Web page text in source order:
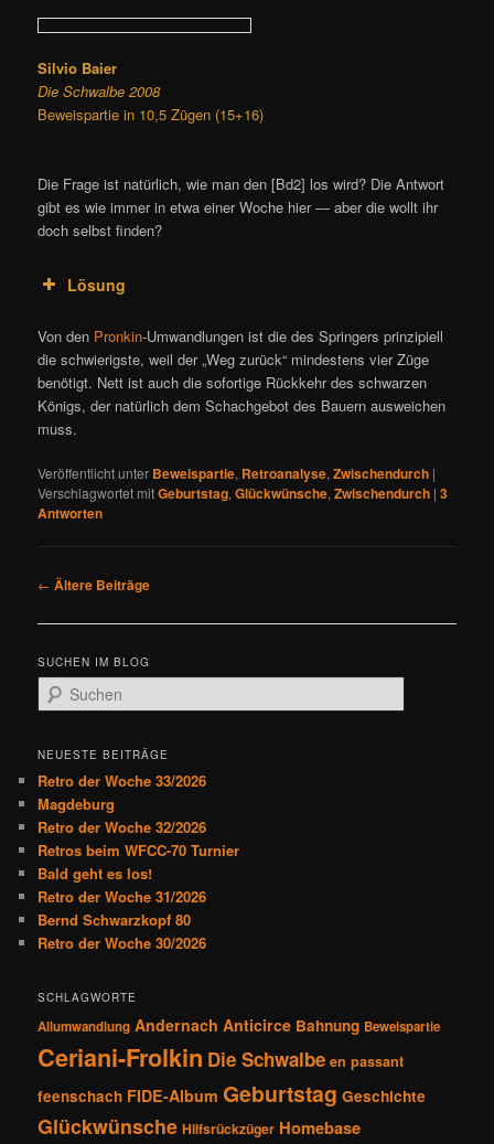
Silvio Baier
Die Schwalbe 2008
Beweispartie in 10,5 Zügen (15+16)
Die Frage ist natürlich, wie man den [Bd2] los wird? Die Antwort
gibt es wie immer in etwa einer Woche hier — aber die wollt ihr
doch selbst finden?
Lösung
Von den Pronkin-Umwandlungen ist die des Springers prinzipiell
die schwierigste, weil der „Weg zurück“ mindestens vier Züge
benötigt. Nett ist auch die sofortige Rückkehr des schwarzen
Königs, der natürlich dem Schachgebot des Bauern ausweichen
muss.
Veröffentlicht unter Beweispartie, Retroanalyse,Zwischendurch |
Verschlagwortet mitGeburtstag,Glückwünsche,Zwischendurch |3
Antworten
B
i
r
a
v
i
g
a
t
i
o
← Ältere Beiträge
SUCHEN IM BLOG
u
h
n
NEUESTE BEITRÄGE
Retro der Woche 33/2026
Magdeburg
Retro der Woche 32/2026
Retros beim WFCC-70 Turnier
Bald geht es los!
Retro der Woche 31/2026
Bernd Schwarzkopf 80
Retro der Woche 30/2026
SCHLAGWORTE
Allumwandlung Andernach Anticirce Bahnung Beweispartie
Ceriani-Frolkin Die Schwalbe en passant
feenschach FIDE-Album Geburtstag Geschichte
Glückwünsche Hilfsrückzüger Homebase